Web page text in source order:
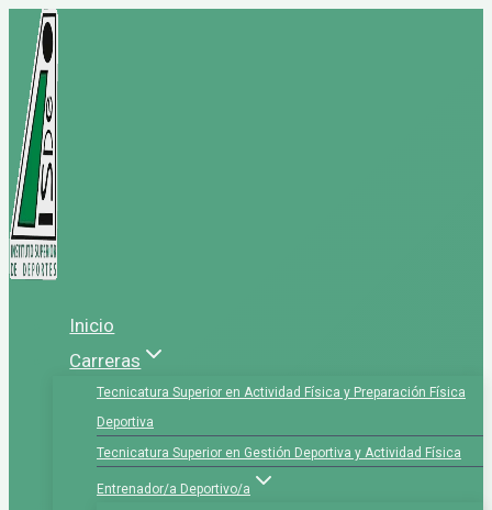
Saltar
contenido
Inicio
Carreras
Tecnicatura Superior en Actividad Física y Preparación Física
Deportiva
Tecnicatura Superior en Gestión Deportiva y Actividad Física
Entrenador/a Deportivo/a